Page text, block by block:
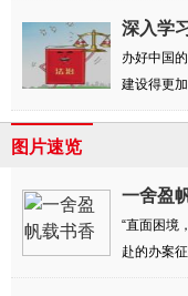
深入学
征...
办好中国
建设得更
图片速览
一舍盈
“直面困境
赴的办案